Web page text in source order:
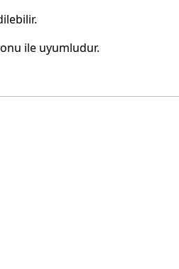
ile uyumludur.